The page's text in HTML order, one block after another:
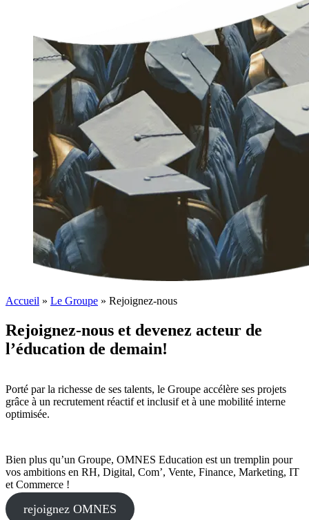
Accueil » Le Groupe » Rejoignez-nous
Rejoignez-nous et devenez acteur de
l’éducation de demain!
Porté par la richesse de ses talents, le Groupe accélère ses projets
grâce à un recrutement réactif et inclusif et à une mobilité interne
optimisée.
Bien plus qu’un Groupe, OMNES Education est un tremplin pour
vos ambitions en RH, Digital, Com’, Vente, Finance, Marketing, IT
et Commerce !
rejoignez OMNES